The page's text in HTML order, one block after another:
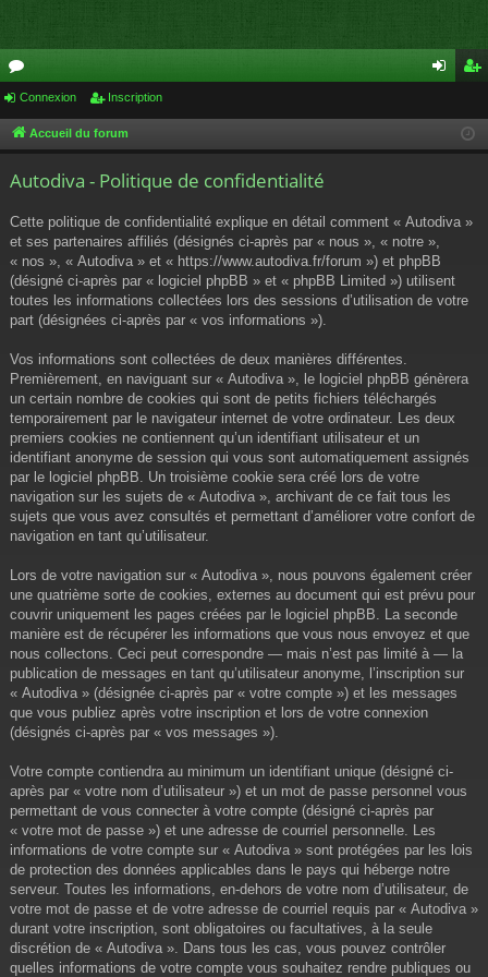
or
u cri
Connexion Inscription
Accueil du forum
Autodiva - Politique de confidentialité
Cette politique de confidentialité explique en détail comment « Autodiva »
et ses partenaires affiliés (désignés ci-après par « nous », « notre »,
« nos », « Autodiva » et « https://www.autodiva.fr/forum ») et phpBB
(désigné ci-après par « logiciel phpBB » et « phpBB Limited ») utilisent
toutes les informations collectées lors des sessions d’utilisation de votre
part (désignées ci-après par « vos informations »).
Vos informations sont collectées de deux manières différentes.
Premièrement, en naviguant sur « Autodiva », le logiciel phpBB génèrera
un certain nombre de cookies qui sont de petits fichiers téléchargés
temporairement par le navigateur internet de votre ordinateur. Les deux
premiers cookies ne contiennent qu’un identifiant utilisateur et un
identifiant anonyme de session qui vous sont automatiquement assignés
par le logiciel phpBB. Un troisième cookie sera créé lors de votre
navigation sur les sujets de « Autodiva », archivant de ce fait tous les
sujets que vous avez consultés et permettant d’améliorer votre confort de
navigation en tant qu’utilisateur.
Lors de votre navigation sur « Autodiva », nous pouvons également créer
une quatrième sorte de cookies, externes au document qui est prévu pour
couvrir uniquement les pages créées par le logiciel phpBB. La seconde
manière est de récupérer les informations que vous nous envoyez et que
nous collectons. Ceci peut correspondre — mais n’est pas limité à — la
publication de messages en tant qu’utilisateur anonyme, l’inscription sur
« Autodiva » (désignée ci-après par « votre compte ») et les messages
que vous publiez après votre inscription et lors de votre connexion
(désignés ci-après par « vos messages »).
Votre compte contiendra au minimum un identifiant unique (désigné ci-
après par « votre nom d’utilisateur ») et un mot de passe personnel vous
permettant de vous connecter à votre compte (désigné ci-après par
« votre mot de passe ») et une adresse de courriel personnelle. Les
informations de votre compte sur « Autodiva » sont protégées par les lois
de protection des données applicables dans le pays qui héberge notre
serveur. Toutes les informations, en-dehors de votre nom d’utilisateur, de
votre mot de passe et de votre adresse de courriel requis par « Autodiva »
durant votre inscription, sont obligatoires ou facultatives, à la seule
discrétion de « Autodiva ». Dans tous les cas, vous pouvez contrôler
quelles informations de votre compte vous souhaitez rendre publiques ou